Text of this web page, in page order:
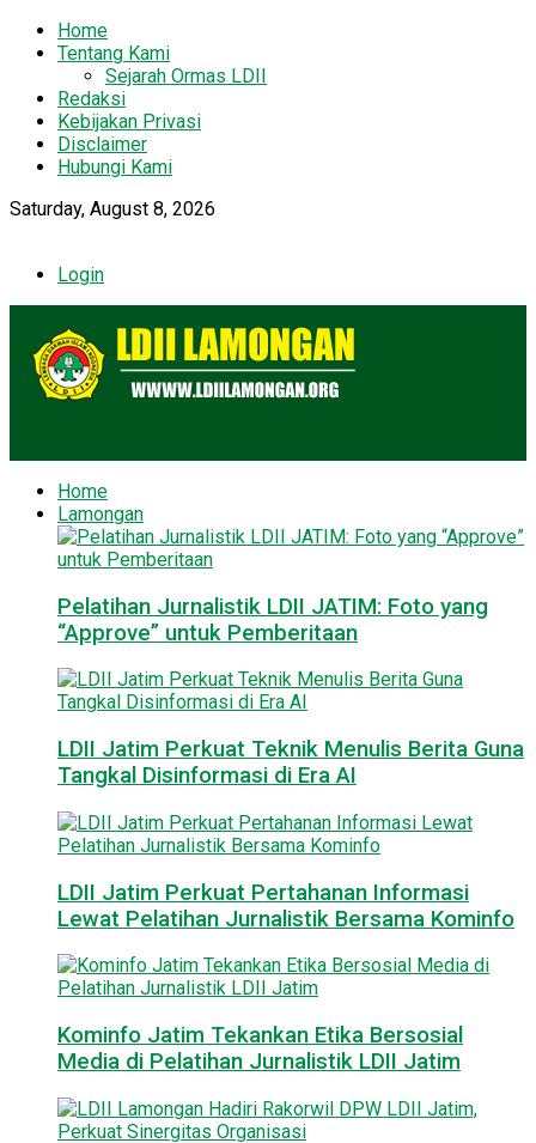
Home
Tentang Kami
Sejarah Ormas LDII
Redaksi
Kebijakan Privasi
Disclaimer
Hubungi Kami
Saturday, August 8, 2026
Login
Home
Lamongan
Pelatihan Jurnalistik LDII JATIM: Foto yang
“Approve” untuk Pemberitaan
LDII Jatim Perkuat Teknik Menulis Berita Guna
Tangkal Disinformasi di Era AI
LDII Jatim Perkuat Pertahanan Informasi
Lewat Pelatihan Jurnalistik Bersama Kominfo
Kominfo Jatim Tekankan Etika Bersosial
Media di Pelatihan Jurnalistik LDII Jatim